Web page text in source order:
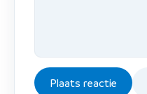
Plaats reactie